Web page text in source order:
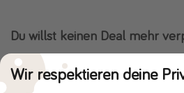
Du willst keinen Deal mehr
Dann lade unsere App herunter.
Wir respektieren deine